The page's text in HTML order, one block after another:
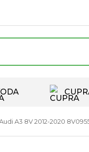
A3 8V 2012-2020